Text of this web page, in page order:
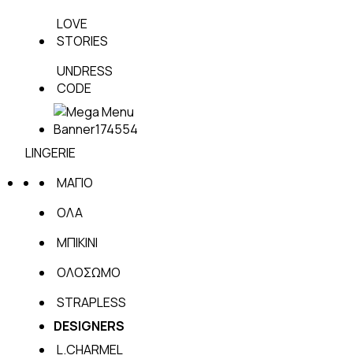
LOVE
STORIES
UNDRESS
CODE
LINGERIE
ΜΑΓΙΟ
ΟΛΑ
ΜΠΙΚΙΝΙ
ΟΛΟΣΩΜΟ
STRAPLESS
DESIGNERS
L.CHARMEL